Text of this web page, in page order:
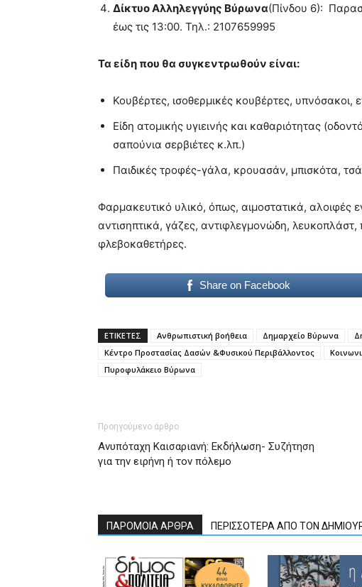
Δίκτυο Αλληλεγγύης Βύρωνα(Πίνδου 6):
έως τις 13:00. Τηλ.: 2107659995
Τα είδη που θα συγκεντρωθούν είναι:
Κουβέρτες, ισοθερμικές κουβέρτες, υπνόσακοι,
Είδη ατομικής υγιεινής και καθαριότητας
σαπούνια σερβιέτες κ.λπ.)
Παιδικές τροφές-γάλα, κρουασάν, μπισκότα,
Φαρμακευτικό υλικό, όπως, αιμοστατικά, αλοιφές
αντισηπτικά, γάζες, αντιφλεγμονώδη,
φλεβοκαθετήρες.
Share on Facebook
ΕΤΙΚΕΤΕΣ Ανθρωπιστική βοήθεια Δημαρχείο Βύρωνα
Κέντρο Προστασίας Δασών &Φυσικού Περιβάλλοντος
Πυροφυλάκειο Βύρωνα
Προηγούμενο άρθρο
Ανυπόταχη Καισαριανή: Εκδήλωση- Συζήτηση
για την ειρήνη ή τον πόλεμο
ΠΑΡΟΜΟΙΑ ΑΡΘΡΑ ΠΕΡΙΣΣΟΤΕΡΑ ΑΠΟ ΤΟΝ